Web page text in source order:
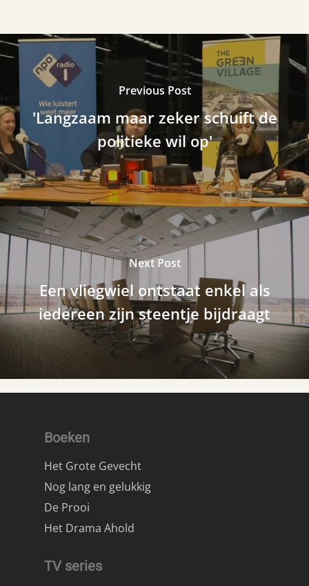
Previous Post
'Langzaam maar zeker schuift de
politieke wil op'
Next Post
Een vliegwiel ontstaat enkel als
iedereen zijn steentje bijdraagt
Boeken
Het Grote Gevecht
Nog lang en gelukkig
De Prooi
Het Drama Ahold
TV series